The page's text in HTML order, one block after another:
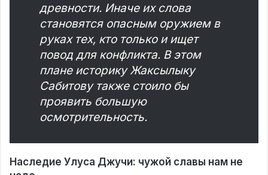
древности. Иначе их слова
становятся опасным оружием в
руках тех, кто только и ищет
повод для конфликта. В этом
плане историку Жаксылыку
Сабитову также стоило бы
проявить большую
осмотрительность.
Наследие Улуса Джучи: чужой славы нам не